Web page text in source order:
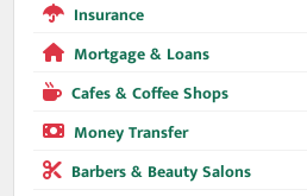
Insurance
Mortgage & Loans
Cafes & Coffee Shops
Money Transfer
Barbers & Beauty Salons